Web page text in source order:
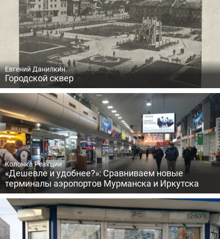
Евгений Данилкин
Городской сквер
Колонка Реакции
«Дешевле и удобнее?»: Сравниваем новые
терминалы аэропортов Мурманска и Иркутска